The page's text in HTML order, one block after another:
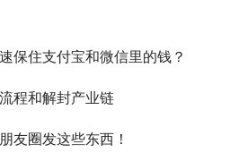
保住支付宝和微信里的钱？
程和解封产业链
友圈发这些东西！